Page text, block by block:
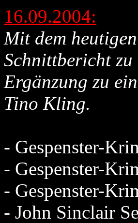
16.09.2004:
Mit dem
Schnittbericht zu
Ergänzung zu
Tino Kling.
- Gespenster-
- Gespenster-
- Gespenster-
- John Sinclair